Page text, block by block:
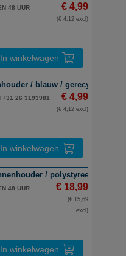
48 UUR € 4,99
(€ 4,12 excl)
In winkelwagen
/ blauw / gerecycled
26 3193981 € 4,99
(€ 4,12 excl)
In winkelwagen
/ polystyreen / assorti
48 UUR € 18,99
(€ 15,69
excl)
In winkelwagen